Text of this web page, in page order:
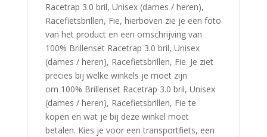
Racetrap 3.0 bril, Unisex (dames / heren),
Racefietsbrillen, Fie, hierboven zie je een foto
van het product en een omschrijving van
100% Brillenset Racetrap 3.0 bril, Unisex
(dames / heren), Racefietsbrillen, Fie. Je ziet
precies bij welke winkels je moet zijn
om 100% Brillenset Racetrap 3.0 bril, Unisex
(dames / heren), Racefietsbrillen, Fie te
kopen en wat je bij deze winkel moet
betalen. Kies je voor een transportfiets, een